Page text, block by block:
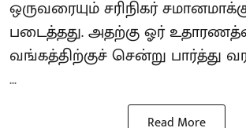
ஒருவரையும் சரிநிகர்
படைத்தது. அதற்கு ஓர்
வங்கத்திற்குச் சென்று பார்த்து
...
Read More